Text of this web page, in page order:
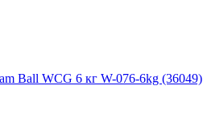
Ball WCG 6 кг W-076-6kg (36049)